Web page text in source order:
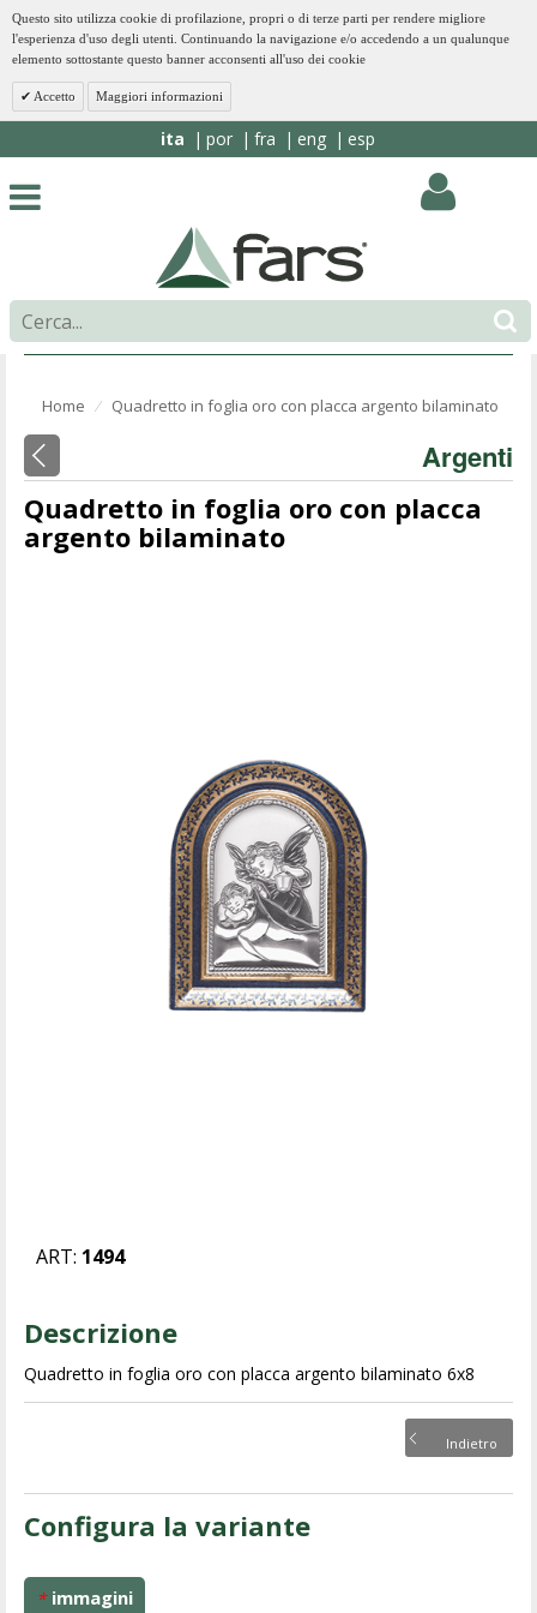
Questo sito utilizza cookie di profilazione, propri o di terze parti per rendere migliore
l'esperienza d'uso degli utenti. Continuando la navigazione e/o accedendo a un qualunque
elemento sottostante questo banner acconsenti all'uso dei cookie
Accetto Maggiori informazioni
ita por fra eng esp
Home ⁄ Quadretto in foglia oro con placca argento bilaminato
Argenti
Quadretto in foglia oro con placca
argento bilaminato
ART: 1494
Descrizione
Quadretto in foglia oro con placca argento bilaminato 6x8
Indietro
Configura la variante
* immagini